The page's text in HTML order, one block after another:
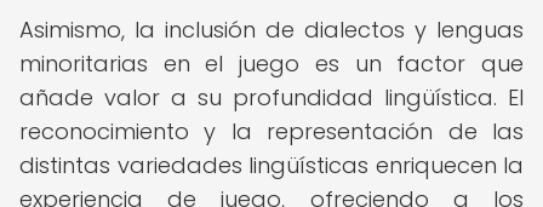
Asimismo, la inclusión de dialectos y lenguas
minoritarias en el juego es un factor que
añade valor a su profundidad lingüística. El
reconocimiento y la representación de las
distintas variedades lingüísticas enriquecen la
experiencia de juego, ofreciendo a los